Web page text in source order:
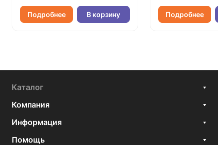
Подробнее В корзину Подробнее
Каталог
Компания
Информация
Помощь